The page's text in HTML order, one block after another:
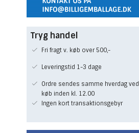
Tryg handel
Fri fragt v. køb over 500,-
Leveringstid 1-3 dage
Ordre sendes samme hverdag ved
køb inden kl. 12.00
Ingen kort transaktionsgebyr